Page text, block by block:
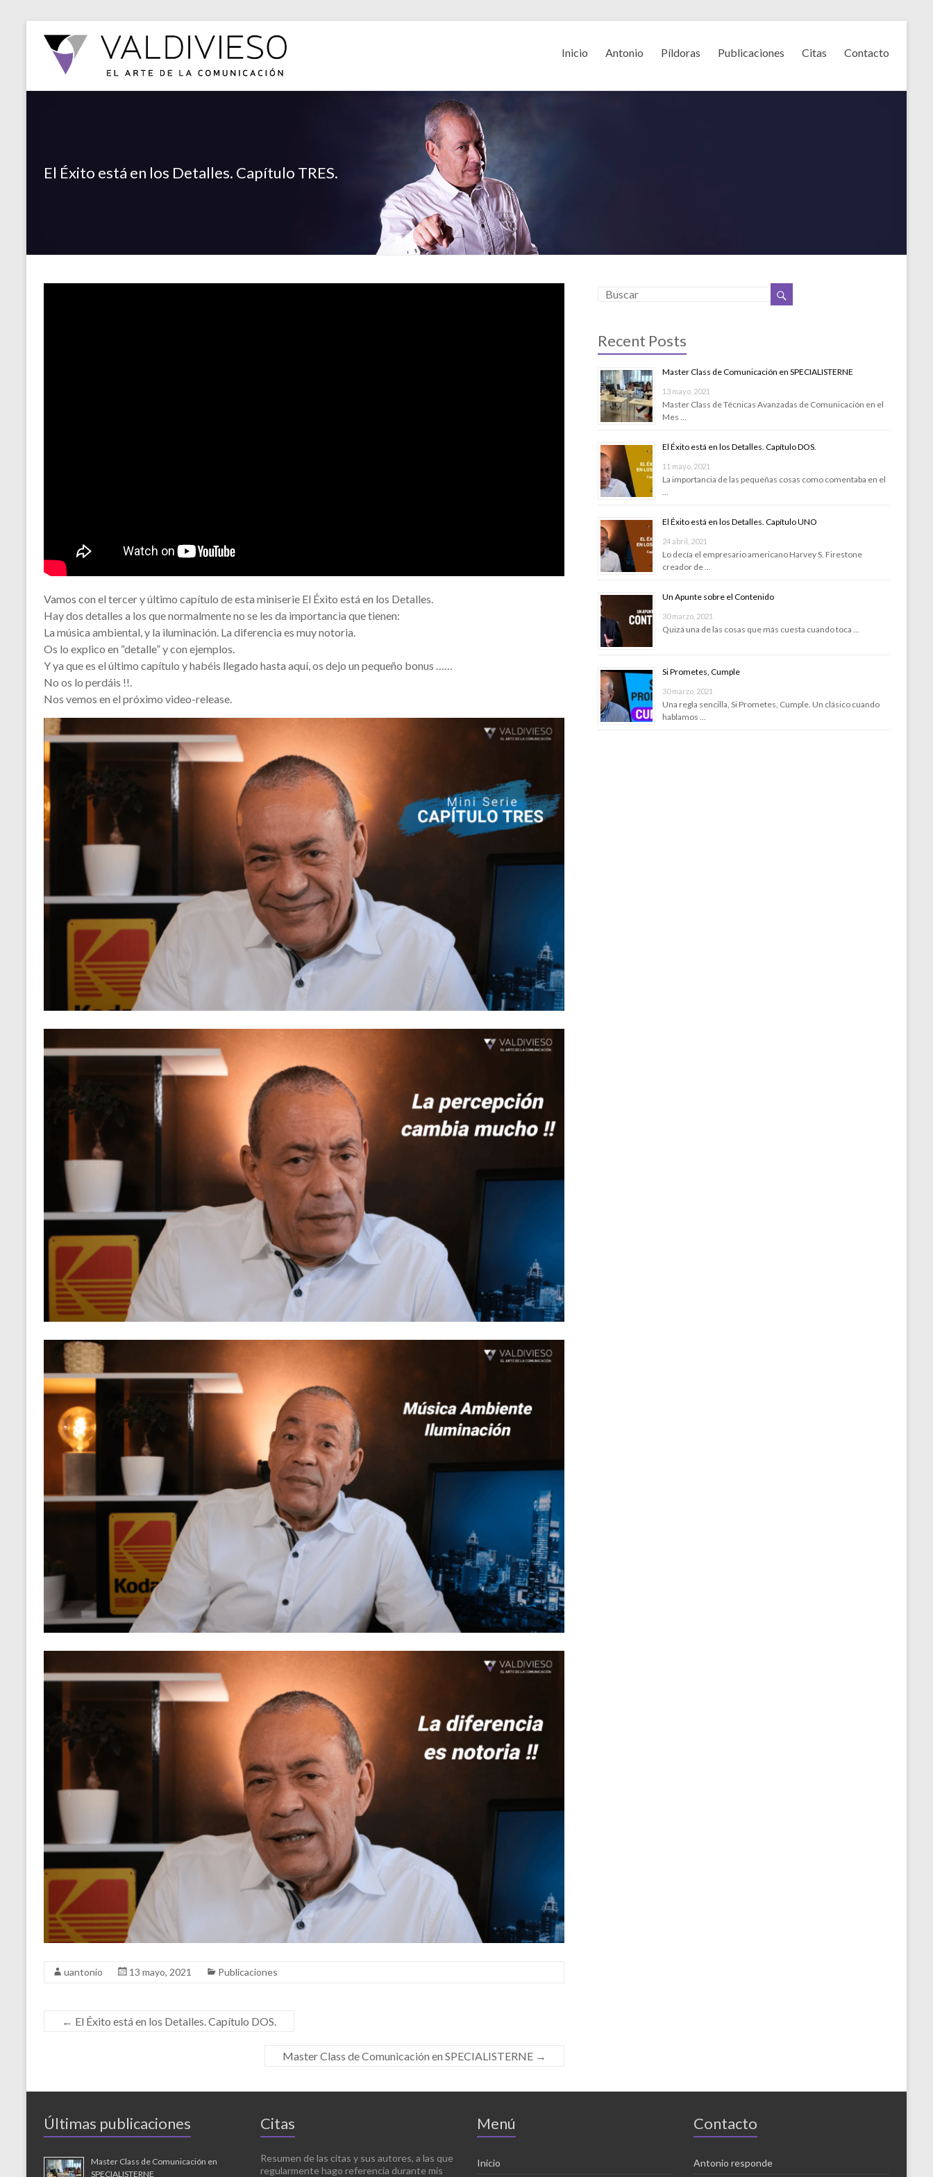
Inicio Antonio Píldoras Publicaciones Citas Contacto
El Éxito está en los Detalles. Capítulo TRES.
Vamos con el tercer y último capítulo de esta miniserie El Éxito está en los Detalles.
Hay dos detalles a los que normalmente no se les da importancia que tienen:
La música ambiental, y la iluminación. La diferencia es muy notoria.
Os lo explico en “detalle” y con ejemplos.
Y ya que es el último capítulo y habéis llegado hasta aquí, os dejo un pequeño bonus ……
No os lo perdáis !!.
Nos vemos en el próximo video-release.
uantonio 13 mayo, 2021 Publicaciones
← El Éxito está en los Detalles. Capítulo DOS.
Master Class de Comunicación en SPECIALISTERNE →
Recent Posts
Master Class de Comunicación en SPECIALISTERNE
13 mayo, 2021
Master Class de Técnicas Avanzadas de Comunicación en el
Mes …
El Éxito está en los Detalles. Capítulo DOS.
11 mayo, 2021
La importancia de las pequeñas cosas como comentaba en el
…
El Éxito está en los Detalles. Capítulo UNO
24 abril, 2021
Lo decía el empresario americano Harvey S. Firestone
creador de …
Un Apunte sobre el Contenido
30 marzo, 2021
Quizá una de las cosas que más cuesta cuando toca …
Si Prometes, Cumple
30 marzo, 2021
Una regla sencilla, Si Prometes, Cumple. Un clásico cuando
hablamos …
Últimas publicaciones
Master Class de Comunicación en
SPECIALISTERNE
Citas
Resumen de las citas y sus autores, a las que
regularmente hago referencia durante mis
Menú
Inicio
Contacto
Antonio responde